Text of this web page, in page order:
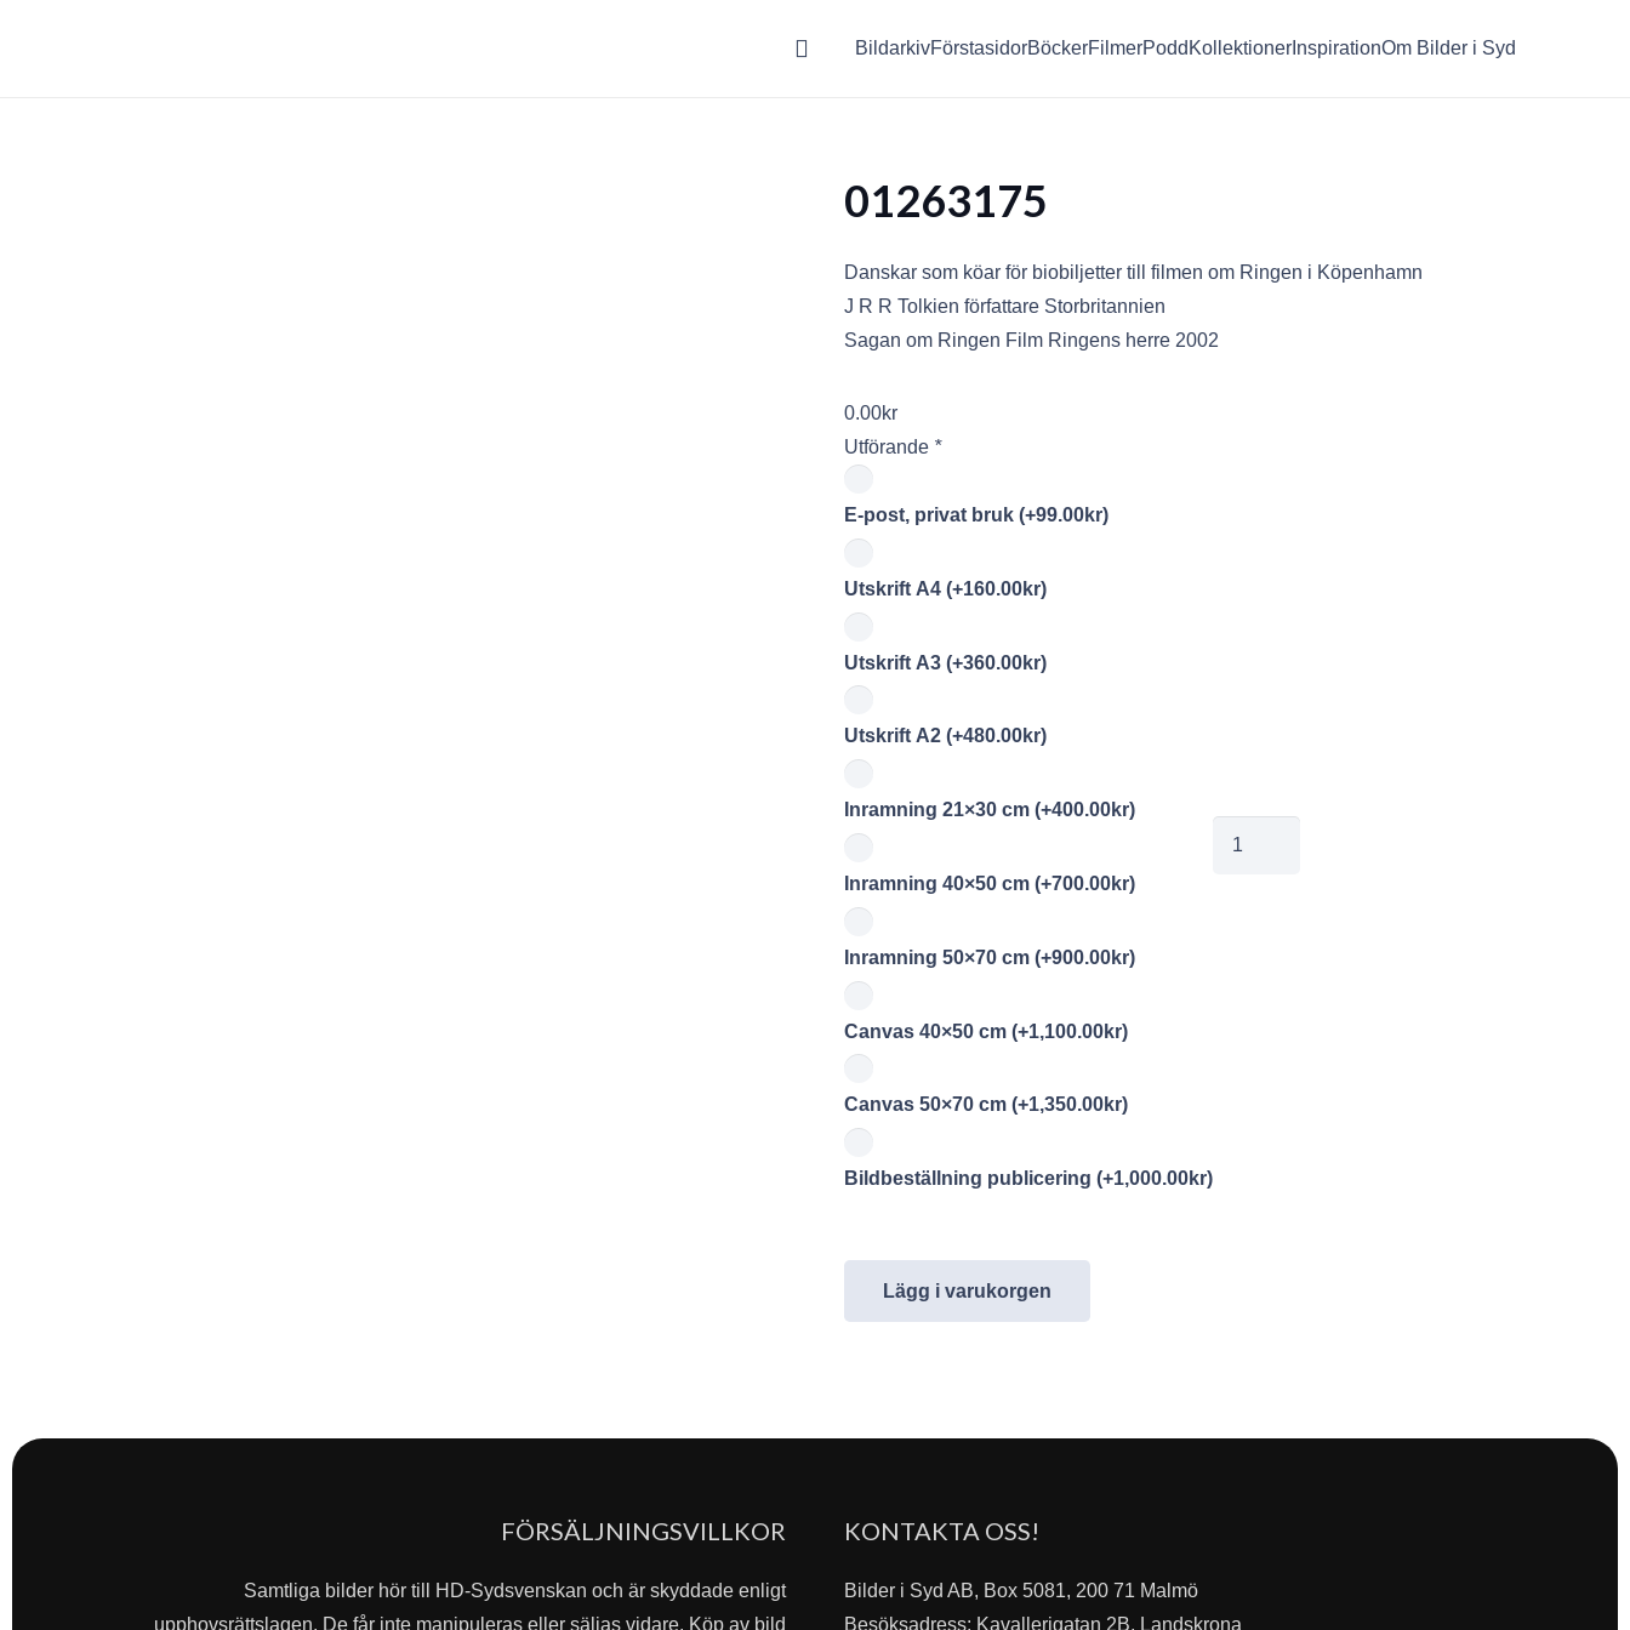
BildarkivFörstasidorBöckerFilmerPodd Kollektioner InspirationOm Bilder i Syd
01263175
Danskar som köar för biobiljetter till filmen om Ringen i Köpenhamn
J R R Tolkien författare Storbritannien
Sagan om Ringen Film Ringens herre 2002
0.00kr
Utförande *
E-post, privat bruk (+99.00kr)
Utskrift A4 (+160.00kr)
Utskrift A3 (+360.00kr)
Utskrift A2 (+480.00kr)
Inramning 21×30 cm (+400.00kr)
Inramning 40×50 cm (+700.00kr)
Inramning 50×70 cm (+900.00kr)
Canvas 40×50 cm (+1,100.00kr)
Canvas 50×70 cm (+1,350.00kr)
Bildbeställning publicering (+1,000.00kr)
Lägg i varukorgen
FÖRSÄLJNINGSVILLKOR
Samtliga bilder hör till HD-Sydsvenskan och är skyddade enligt
upphovsrättslagen. De får inte manipuleras eller säljas vidare. Köp av bild
KONTAKTA OSS!
Bilder i Syd AB, Box 5081, 200 71 Malmö
Besöksadress: Kavallerigatan 2B, Landskrona